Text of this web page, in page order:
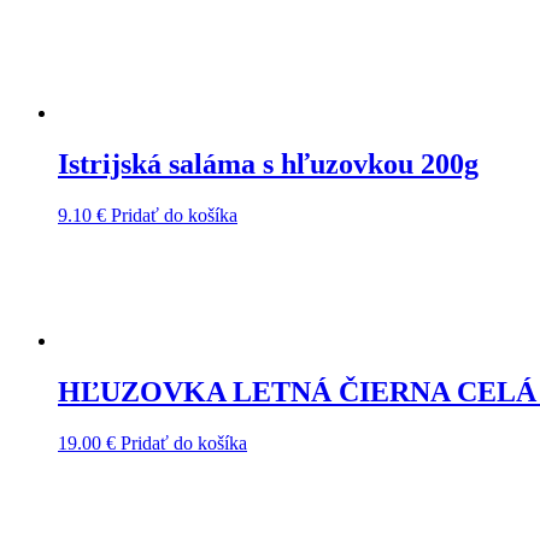
Istrijská saláma s hľuzovkou 200g
9.10 € Pridať do košíka
HĽUZOVKA LETNÁ ČIERNA CELÁ
19.00 € Pridať do košíka